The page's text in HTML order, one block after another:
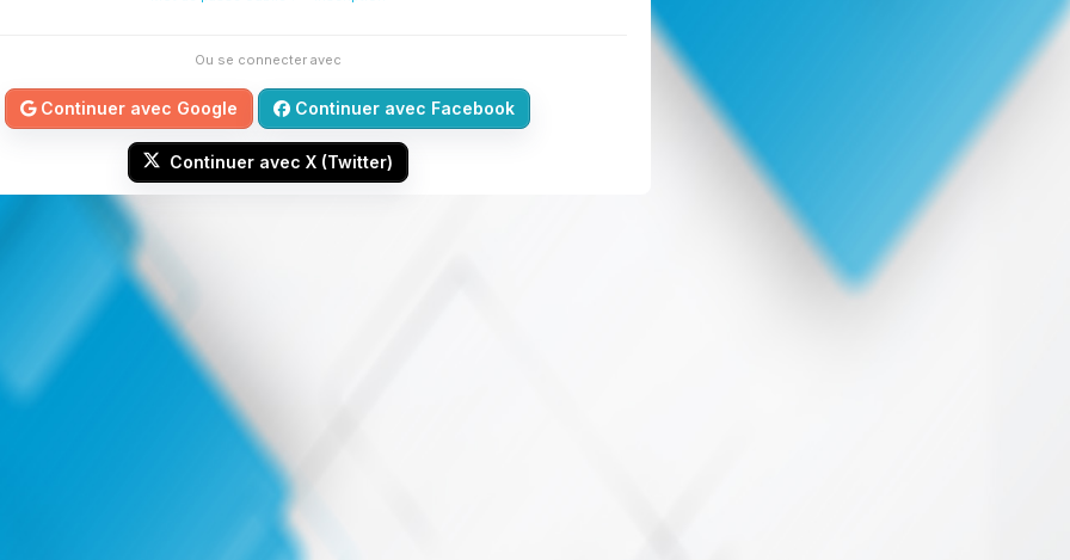
Ou se connecter avec
Continuer avec Google Continuer avec Facebook
Continuer avec X (Twitter)